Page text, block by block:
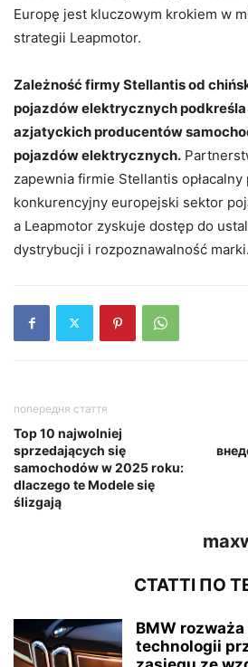
Europę jest kluczowym krokiem w
strategii Leapmotor.
Zależność firmy Stellantis od
pojazdów elektrycznych
azjatyckich producentów
pojazdów elektrycznych.
zapewnia firmie Stellantis
konkurencyjny europejski sektor
a Leapmotor zyskuje dostęp do
dystrybucji i rozpoznawalność marki.
попередня стаття
Top 10 najwolniej
sprzedających się
samochodów w 2025 roku:
dlaczego te Modele się
ślizgają
СТАТТІ ПО
BMW
technologii